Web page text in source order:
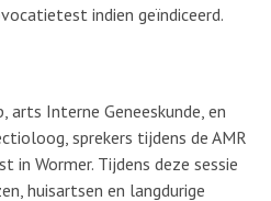
indien geïndiceerd.
arts Interne Geneeskunde, en
sprekers tijdens de AMR
in Wormer. Tijdens deze sessie
huisartsen en langdurige